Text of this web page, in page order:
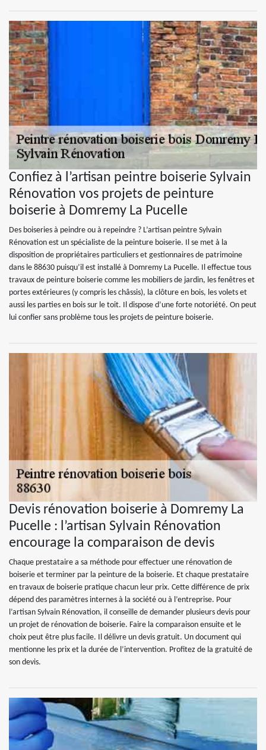
Confiez à l’artisan peintre boiserie Sylvain
Rénovation vos projets de peinture
boiserie à Domremy La Pucelle
Des boiseries à peindre ou à repeindre ? L’artisan peintre Sylvain
Rénovation est un spécialiste de la peinture boiserie. Il se met à la
disposition de propriétaires particuliers et gestionnaires de patrimoine
dans le 88630 puisqu’il est installé à Domremy La Pucelle. Il effectue tous
travaux de peinture boiserie comme les mobiliers de jardin, les fenêtres et
portes extérieures (y compris les châssis), la clôture en bois, les volets et
aussi les parties en bois sur le toit. Il dispose d’une forte notoriété. On peut
lui confier sans problème tous les projets de peinture boiserie.
Devis rénovation boiserie à Domremy La
Pucelle : l’artisan Sylvain Rénovation
encourage la comparaison de devis
Chaque prestataire a sa méthode pour effectuer une rénovation de
boiserie et terminer par la peinture de la boiserie. Et chaque prestataire
en travaux de boiserie pratique chacun leur prix. Cette différence de prix
dépend des paramètres internes à la société ou à l’entreprise. Pour
l’artisan Sylvain Rénovation, il conseille de demander plusieurs devis pour
un projet de rénovation de boiserie. Faire la comparaison ensuite et le
choix peut être plus facile. Il délivre un devis gratuit. Un document qui
mentionne les prix et la durée de l’intervention. Profitez de la gratuité de
son devis.